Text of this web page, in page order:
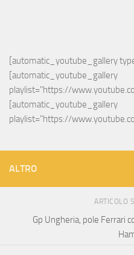
[automatic_youtube_gallery
[automatic_youtube_gallery
playlist="https://
[automatic_youtube_gallery
playlist="https://
ALTRO
ARTICOLO
Gp Ungheria, pole Ferrari